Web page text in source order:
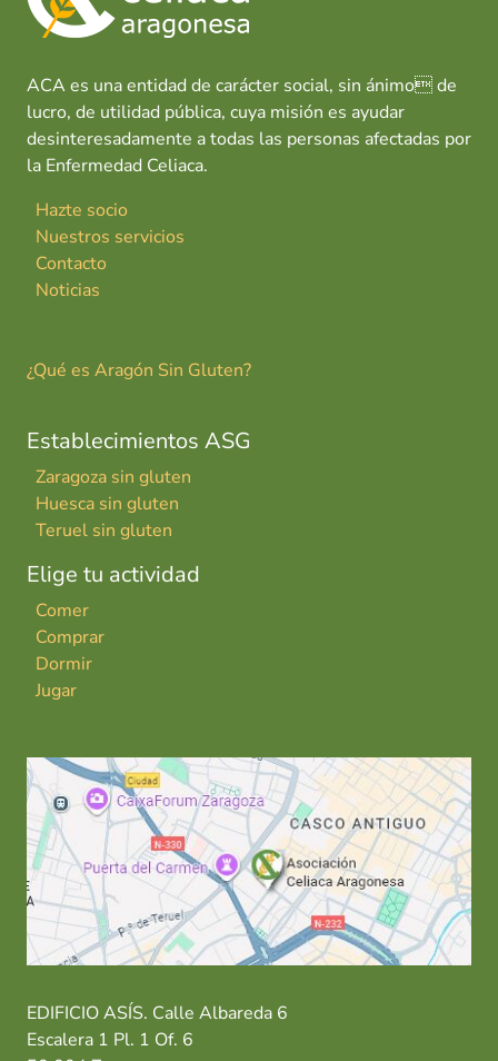
ACA es una entidad de carácter social, sin ánimo de
lucro, de utilidad pública, cuya misión es ayudar
desinteresadamente a todas las personas afectadas por
la Enfermedad Celiaca.
Hazte socio
Nuestros servicios
Contacto
Noticias
¿Qué es Aragón Sin Gluten?
Establecimientos ASG
Zaragoza sin gluten
Huesca sin gluten
Teruel sin gluten
Elige tu actividad
Comer
Comprar
Dormir
Jugar
EDIFICIO ASÍS. Calle Albareda 6
Escalera 1 Pl. 1 Of. 6